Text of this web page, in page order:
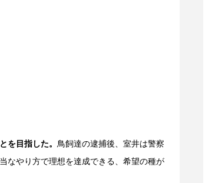
を目指した。 鳥飼達の逮捕後、室井は警察
なやり方で理想を達成できる、希望の種が